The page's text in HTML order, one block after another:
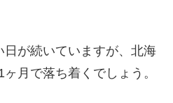
が続いていますが、北海
月で落ち着くでしょう。